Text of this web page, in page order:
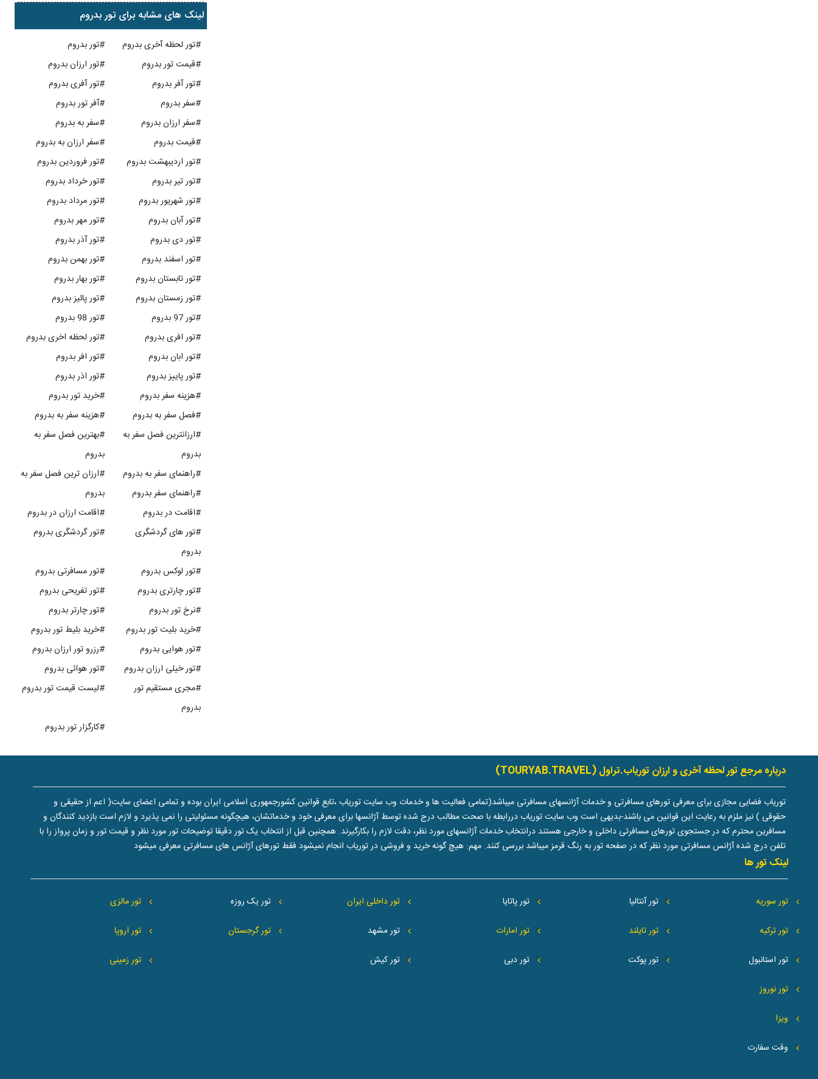
لینک های مشابه برای تور بدروم
#تور بدروم
#تور لحظه آخری بدروم
#تور ارزان بدروم
#قیمت تور بدروم
#تور آفری بدروم
#تور آفر بدروم
#آفر تور بدروم
#سفر بدروم
#سفر به بدروم
#سفر ارزان بدروم
#سفر ارزان به بدروم
#قیمت بدروم
#تور فروردین بدروم
#تور اردیبهشت بدروم
#تور خرداد بدروم
#تور تیر بدروم
#تور مرداد بدروم
#تور شهریور بدروم
#تور مهر بدروم
#تور آبان بدروم
#تور آذر بدروم
#تور دی بدروم
#تور بهمن بدروم
#تور اسفند بدروم
#تور بهار بدروم
#تور تابستان بدروم
#تور پائیز بدروم
#تور زمستان بدروم
#تور 98 بدروم
#تور 97 بدروم
#تور لحظه اخری بدروم
#تور افری بدروم
#تور افر بدروم
#تور ابان بدروم
#تور اذر بدروم
#تور پاییز بدروم
#خرید تور بدروم
#هزینه سفر بدروم
#هزینه سفر به بدروم
#فصل سفر به بدروم
#بهترین فصل سفر به
بدروم
#ارزانترین فصل سفر به
بدروم
#ارزان ترین فصل سفر به
بدروم
#راهنمای سفر به بدروم
#راهنمای سفر بدروم
#اقامت ارزان در بدروم
#اقامت در بدروم
#تور گردشگری بدروم
#تور های گردشگری
بدروم
#تور مسافرتی بدروم
#تور لوکس بدروم
#تور تفریحی بدروم
#تور چارتری بدروم
#تور چارتر بدروم
#نرخ تور بدروم
#خرید بلیط تور بدروم
#خرید بلیت تور بدروم
#رزرو تور ارزان بدروم
#تور هوایی بدروم
#تور هوائی بدروم
#تور خیلی ارزان بدروم
#لیست قیمت تور بدروم
#مجری مستقیم تور
بدروم
#کارگزار تور بدروم
درباره مرجع تور لحظه آخری و ارزان توریاب.تراول (TOURYAB.TRAVEL)
توریاب فضایی مجازی برای معرفی تورهای مسافرتی و خدمات آژانسهای مسافرتی میباشد(تمامی فعالیت ها و خدمات وب سایت توریاب ،تابع قوانین کشورجمهوری اسلامی ایران بوده و تمامی اعضای سایت( اعم از حقیقی و
حقوقی ) نیز ملزم به رعایت این قوانین می باشند-بدیهی است وب سایت توریاب دررابطه با صحت مطالب درج شده توسط آژانسها برای معرفی خود و خدماتشان، هیچگونه مسئولیتی را نمی پذیرد و لازم است بازدید کنندگان و
مسافرین محترم که در جستجوی تورهای مسافرتی داخلی و خارجی هستند درانتخاب خدمات آژانسهای مورد نظر، دقت لازم را بکارگیرند. همچنین قبل از انتخاب یک تور دقیقا توضیحات تور مورد نظر و قیمت تور و زمان پرواز را با
تلفن درج شده آژانس مسافرتی مورد نظر که در صفحه تور به رنگ قرمز میباشد بررسی کنند. مهم: هیچ گونه خرید و فروشی در توریاب انجام نمیشود فقط تورهای آژانس های مسافرتی معرفی میشود
لینک تور ها
تور سوریه
تور ترکیه
تور استانبول
تور آنتالیا
تور تایلند
تور پوکت
تور پاتایا
تور امارات
تور دبی
تور داخلی ایران
تور مشهد
تور کیش
تور یک روزه
تور گرجستان
تور مالزی
تور اروپا
تور زمینی
تور نوروز
ویزا
وقت سفارت